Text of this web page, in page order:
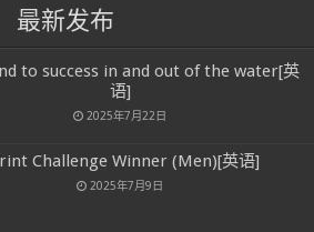
最新发布
to success in and out of the water[英
语]
2025年7月22日
Challenge Winner (Men)[英语]
2025年7月9日